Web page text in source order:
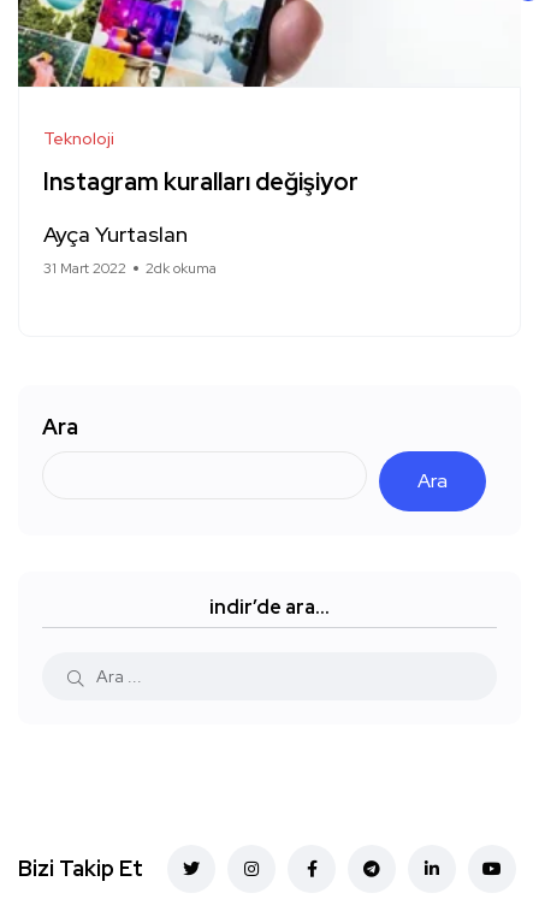
Teknoloji
Instagram kuralları değişiyor
Ayça Yurtaslan
31 Mart 2022 2dk okuma
Ara
Ara
indir’de ara…
Bizi Takip Et